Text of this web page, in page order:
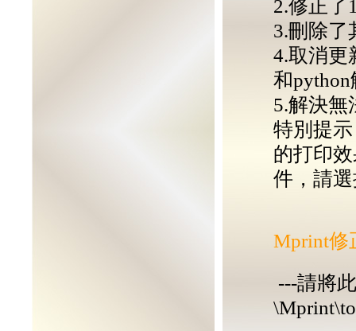
2.修正了
3.刪除了
4.取消更
和
5.解決無
特別提
的打印
件，請
Mprint修
---請將